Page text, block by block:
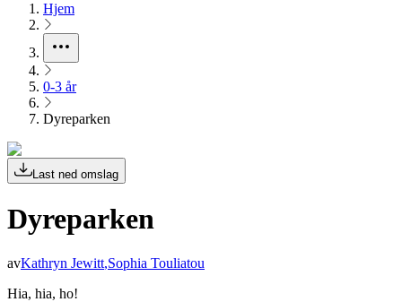
Hjem
0-3 år
Dyreparken
Last ned omslag
Dyreparken
avKathryn Jewitt,Sophia Touliatou
Hia, hia, ho!